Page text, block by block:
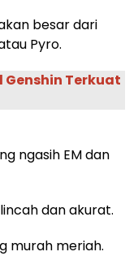
besar dari
Pyro.
Genshin Terkuat
ngasih EM dan
dan akurat.
murah meriah.